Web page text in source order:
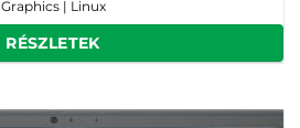
Graphics | Linux
RÉSZLETEK